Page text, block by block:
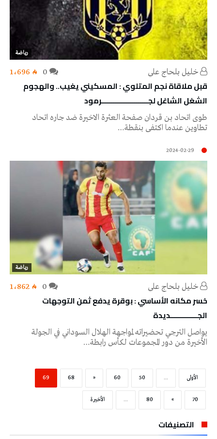
رياضة
خليل‭ ‬بلحاج‭ ‬علي 1٬696
قبل ملاقاة نجم المتلوي : المسكيني يغيب.. والهجوم
الشغل الشاغل لجــــــــــــــــــــــــرمود
طوى اتحاد بن قردان صفحة العثرة الاخيرة ضد جاره اتحاد
تطاوين عندما اكتفى بنقطة…
2024-02-29
رياضة
خليل‭ ‬بلحاج‭ ‬علي 1٬862
خسر مكانه الأساسي : بوقرة يدفع ثمن التوجهات
الجــــــــــــــديدة
يواصل الترجي تحضيراته لمواجهة الهلال السوداني في الجولة
الأخيرة من دور المجموعات لكأس رابطة…
‫الأولى‬ ...
50
60
«
68
69
70
»
80
... ‫الأخيرة‬
التصنيفات